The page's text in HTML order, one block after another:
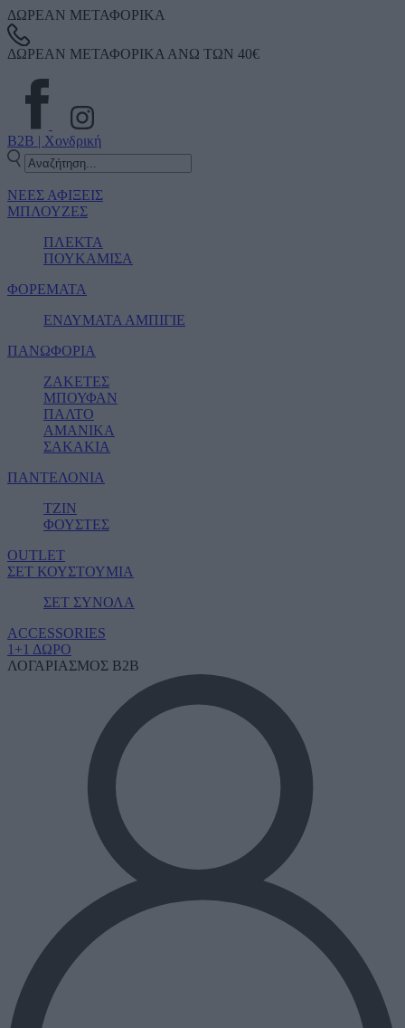
ΔΩΡΕΑΝ ΜΕΤΑΦΟΡΙΚΑ
ΔΩΡΕΑΝ ΜΕΤΑΦΟΡΙΚΑ ΑΝΩ ΤΩΝ 40€
B2B | Χονδρική
ΝΕΕΣ ΑΦΙΞΕΙΣ
ΜΠΛΟΥΖΕΣ
ΠΛΕΚΤΑ
ΠΟΥΚΑΜΙΣΑ
ΦΟΡΕΜΑΤΑ
ΕΝΔΥΜΑΤΑ ΑΜΠΙΓΙΕ
ΠΑΝΩΦΟΡΙΑ
ΖΑΚΕΤΕΣ
ΜΠΟΥΦΑΝ
ΠΑΛΤΟ
ΑΜΑΝΙΚΑ
ΣΑΚΑΚΙΑ
ΠΑΝΤΕΛΟΝΙΑ
ΤΖΙΝ
ΦΟΥΣΤΕΣ
OUTLET
ΣΕΤ ΚΟΥΣΤΟΥΜΙΑ
ΣΕΤ ΣΥΝΟΛΑ
ACCESSORIES
1+1 ΔΩΡΟ
ΛΟΓΑΡΙΑΣΜΟΣ B2B